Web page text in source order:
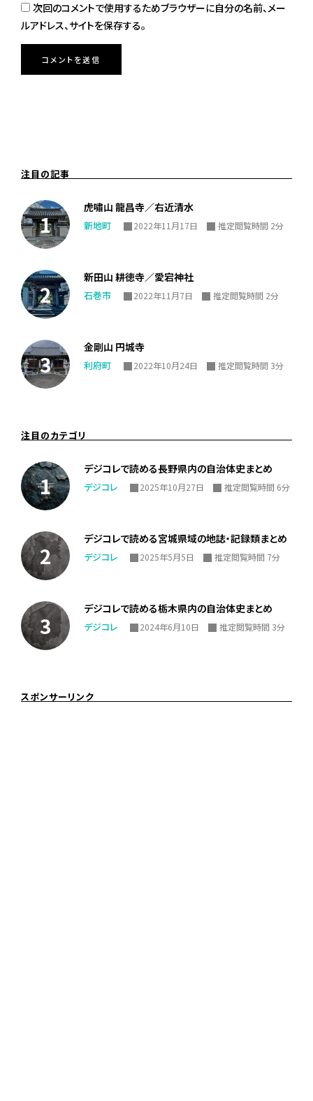
次回のコメントで使用するためブラウザーに自分の名前、メー
ルアドレス、サイトを保存する。
注目の記事
虎嘯山 龍昌寺／右近清水
新地町 2022年11月17日 推定閲覧時間 2分
新田山 耕徳寺／愛宕神社
石巻市 2022年11月7日 推定閲覧時間 2分
金剛山 円城寺
利府町 2022年10月24日 推定閲覧時間 3分
注目のカテゴリ
デジコレで読める長野県内の自治体史まとめ
デジコレ 2025年10月27日 推定閲覧時間 6分
デジコレで読める宮城県域の地誌・記録類まとめ
デジコレ 2025年5月5日 推定閲覧時間 7分
デジコレで読める栃木県内の自治体史まとめ
デジコレ 2024年6月10日 推定閲覧時間 3分
スポンサーリンク